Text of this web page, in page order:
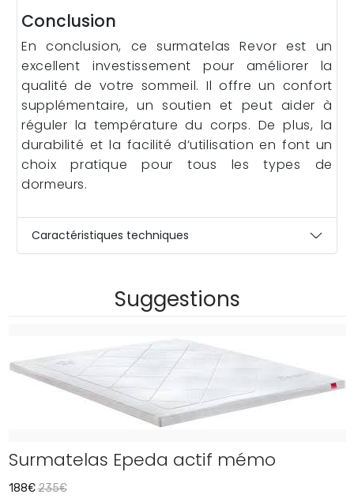
Conclusion
En conclusion, ce surmatelas Revor est un
excellent investissement pour améliorer la
qualité de votre sommeil. Il offre un confort
supplémentaire, un soutien et peut aider à
réguler la température du corps. De plus, la
durabilité et la facilité d’utilisation en font un
choix pratique pour tous les types de
dormeurs.
Caractéristiques techniques
Suggestions
Surmatelas Epeda actif mémo
188€235€